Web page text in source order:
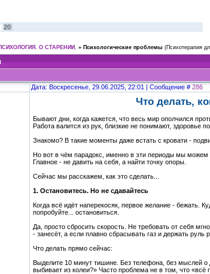
20
ПСИХОЛОГИЯ. О СТАРЕНИИ. » Психологические проблемы (Психотерапия
Дата: Воскресенье, 29.06.2025, 22:01 | Сообщение # 286
Что делать,
Бывают дни, когда кажется, что весь мир ополчился
Работа валится из рук, близкие не понимают, здоровье
Знакомо? В такие моменты даже встать с кровати -
Но вот в чём парадокс, именно в эти периоды мы
Главное - не давить на себя, а найти точку опоры.
Сейчас мы расскажем, как это сделать...
1. Остановитесь. Но не сдавайтесь
Когда всё идёт наперекосяк, первое желание - бежать.
попробуйте... остановиться.
Да, просто сбросить скорость. Не требовать от себя
- занесёт, а если плавно сбрасывать газ и держать
Что делать прямо сейчас:
Выделите 10 минут тишине. Без телефона, без мыслей о
выбивает из колеи?» Часто проблема не в том, что «всё